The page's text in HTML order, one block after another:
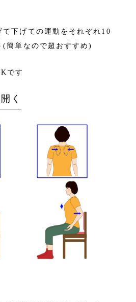
て下げての運動をそれぞれ10
(簡単なので超おすすめ)
です
く